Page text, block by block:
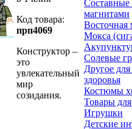
Код товара:
прп4069
Конструктор –
это
увлекательный
мир
созидания.
Составные
магнитами
Восточная
Мокса
Солевые
Другое
здоровья
Костюмы
Товары
Игрушки
Детские